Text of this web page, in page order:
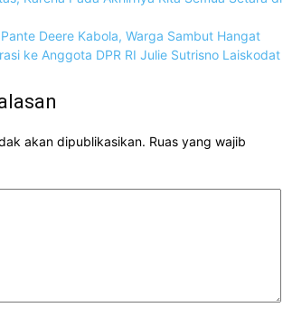
Deere Kabola, Warga Sambut Hangat
ke Anggota DPR RI Julie Sutrisno Laiskodat
akan dipublikasikan. Ruas yang wajib